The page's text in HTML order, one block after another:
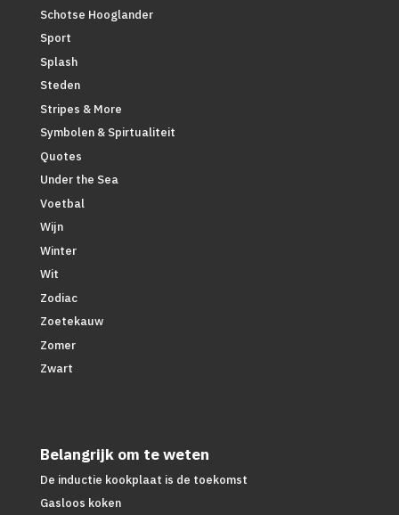
Schotse Hooglander
Sport
Splash
Steden
Stripes & More
Symbolen & Spirtualiteit
Quotes
Under the Sea
Voetbal
Wijn
Winter
Wit
Zodiac
Zoetekauw
Zomer
Zwart
Belangrijk om te weten
De inductie kookplaat is de toekomst
Gasloos koken